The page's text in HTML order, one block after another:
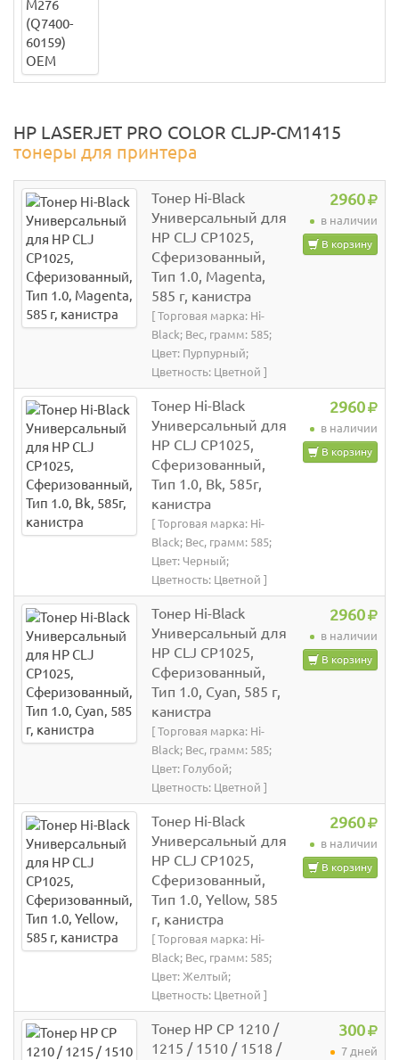
HP LASERJET PRO COLOR CLJP-CM1415
тонеры для принтера
Тонер Hi-Black
Универсальный для
HP CLJ CP1025,
Сферизованный,
Тип 1.0, Magenta,
585 г, канистра
[ Торговая марка: Hi-
Black; Вес, грамм: 585;
Цвет: Пурпурный;
Цветность: Цветной ]
2960
в наличии
В корзину
Тонер Hi-Black
Универсальный для
HP CLJ CP1025,
Сферизованный,
Тип 1.0, Bk, 585г,
канистра
[ Торговая марка: Hi-
Black; Вес, грамм: 585;
Цвет: Черный;
Цветность: Цветной ]
2960
в наличии
В корзину
Тонер Hi-Black
Универсальный для
HP CLJ CP1025,
Сферизованный,
Тип 1.0, Cyan, 585 г,
канистра
[ Торговая марка: Hi-
Black; Вес, грамм: 585;
Цвет: Голубой;
Цветность: Цветной ]
2960
в наличии
В корзину
Тонер Hi-Black
Универсальный для
HP CLJ CP1025,
Сферизованный,
Тип 1.0, Yellow, 585
г, канистра
[ Торговая марка: Hi-
Black; Вес, грамм: 585;
Цвет: Желтый;
Цветность: Цветной ]
2960
в наличии
В корзину
Тонер HP CP 1210 /
1215 / 1510 / 1518 /
300
7 дней